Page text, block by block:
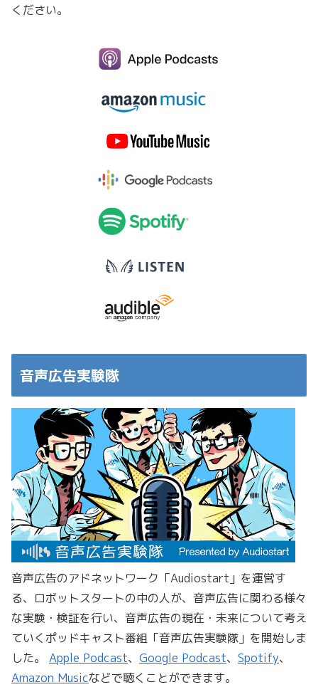
ください。
音声広告実験隊
音声広告のアドネットワーク「Audiostart」を運営す
る、ロボットスタートの中の人が、音声広告に関わる様々
な実験・検証を行い、音声広告の現在・未来について考え
ていくポッドキャスト番組「音声広告実験隊」を開始しま
した。 Apple Podcast、 Google Podcast、 Spotify、
Amazon Musicなどで聴くことができます。